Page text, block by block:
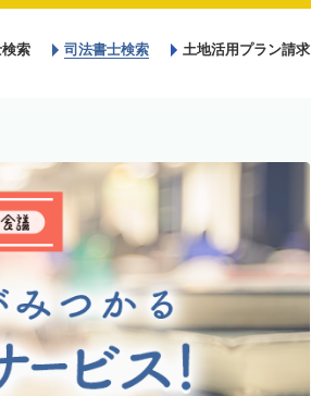
索 司法書士検索 土地活用プラン請求